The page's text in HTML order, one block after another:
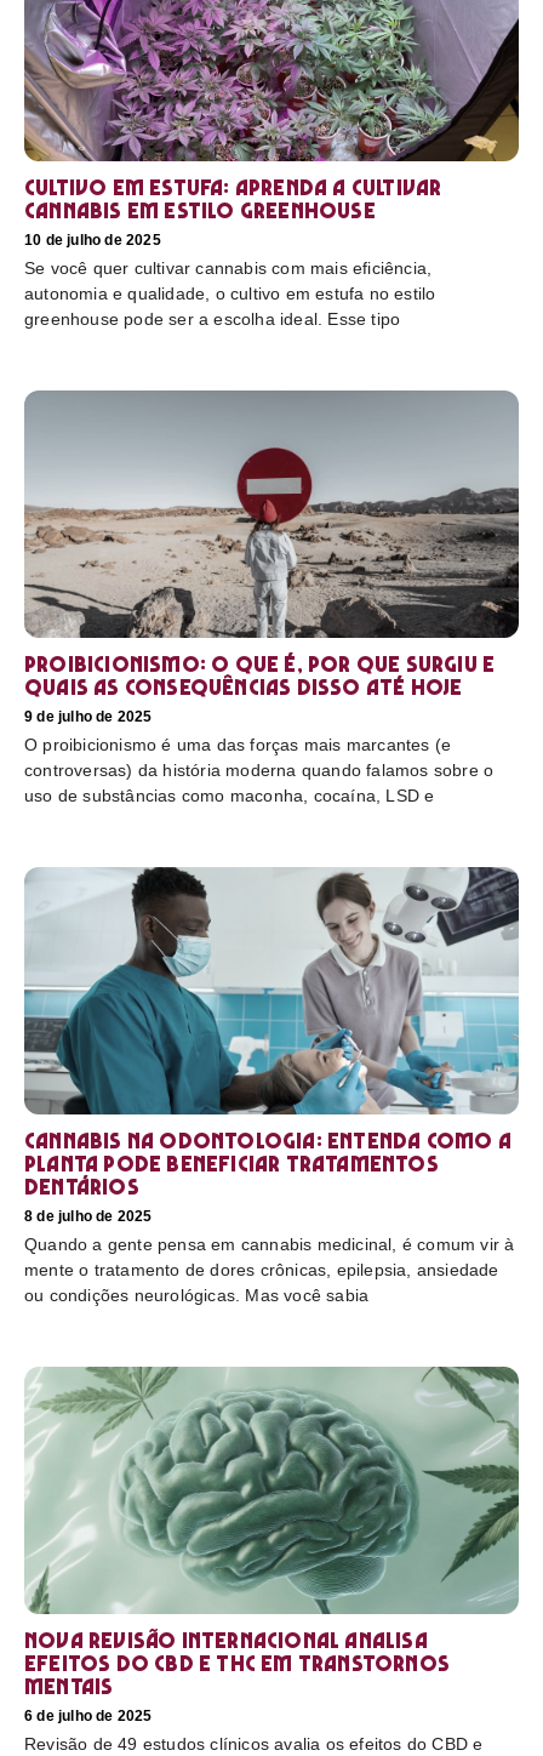
Cultivo em estufa: aprenda a cultivar
cannabis em estilo greenhouse
10 de julho de 2025
Se você quer cultivar cannabis com mais eficiência,
autonomia e qualidade, o cultivo em estufa no estilo
greenhouse pode ser a escolha ideal. Esse tipo
Proibicionismo: o que é, por que surgiu e
quais as consequências disso até hoje
9 de julho de 2025
O proibicionismo é uma das forças mais marcantes (e
controversas) da história moderna quando falamos sobre o
uso de substâncias como maconha, cocaína, LSD e
Cannabis na odontologia: entenda como a
planta pode beneficiar tratamentos
dentários
8 de julho de 2025
Quando a gente pensa em cannabis medicinal, é comum vir à
mente o tratamento de dores crônicas, epilepsia, ansiedade
ou condições neurológicas. Mas você sabia
Nova revisão internacional analisa
efeitos do CBD e THC em transtornos
mentais
6 de julho de 2025
Revisão de 49 estudos clínicos avalia os efeitos do CBD e